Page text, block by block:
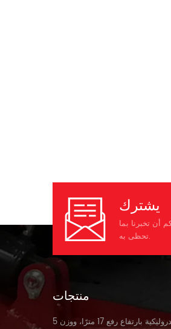
يشترك
أن تخبرنا بما
تحظى به.
منتجات
رافعة شوكية تلسكوبية هيدروليكية بارتفاع رفع 17 مترًا، ووزن 5